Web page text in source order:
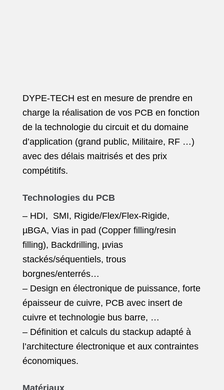
DYPE-TECH est en mesure de prendre en
charge la réalisation de vos PCB en fonction
de la technologie du circuit et du domaine
d’application (grand public, Militaire, RF …)
avec des délais maitrisés et des prix
compétitifs.
Technologies du PCB
– HDI, SMI, Rigide/Flex/Flex-Rigide,
µBGA, Vias in pad (Copper filling/resin
filling), Backdrilling, µvias
stackés/séquentiels, trous
borgnes/enterrés…
– Design en électronique de puissance, forte
épaisseur de cuivre, PCB avec insert de
cuivre et technologie bus barre, …
– Définition et calculs du stackup adapté à
l’architecture électronique et aux contraintes
économiques.